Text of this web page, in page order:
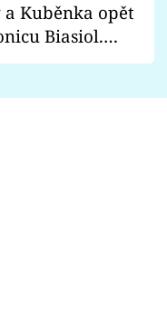
a Kuběnka opět
Biasiol.
nich falešná a